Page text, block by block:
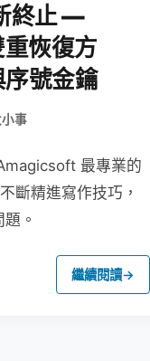
終止 —
恢復方
號金鑰
事
最專業的
斷精進寫作技巧，
。
繼續閱讀→